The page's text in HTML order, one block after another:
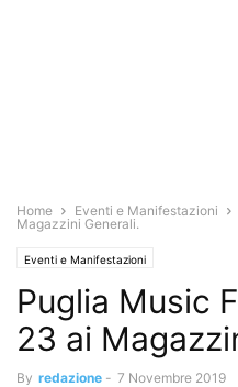
Home Eventi e Manifestazioni
Magazzini Generali.
Eventi e Manifestazioni
Puglia Music
23 ai
By redazione - 7 Novembre 2019